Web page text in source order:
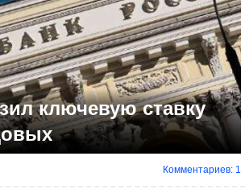
ключевую ставку
Комментариев: 1